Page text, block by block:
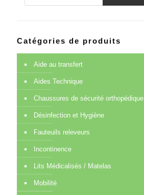
Catégories de produits
Aide au transfert
Aides Technique
Chaussures de sécurité orthopédique
Désinfection et Hygiène
Fauteuils releveurs
Incontinence
Lits Médicalisés / Matelas
Mobilité